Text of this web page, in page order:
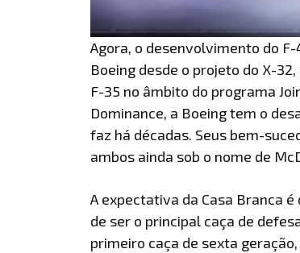
Agora, o desenvolvimento do
Boeing desde o projeto do X-
F-35 no âmbito do programa
Dominance, a Boeing tem o
faz há décadas. Seus bem-
ambos ainda sob o nome de
A expectativa da Casa Branca
de ser o principal caça de
primeiro caça de sexta